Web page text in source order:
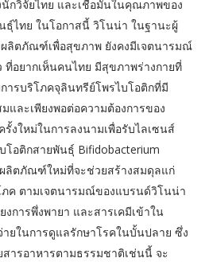
กวิจัยไทย และเชื่อมั่นในคุณภาพของ
ธุ์ไทย ในโอกาสนี้ วิโนน่า ในฐานะผู้
ลิตภัณฑ์เพื่อสุขภาพ ยังคงมีเจตนารมณ์
อยากเห็นคนไทย มีสุขภาพร่างกายที่
รบริโภคจุลินทรีย์โพรไบโอติกที่มี
ละเพียงพอต่อความต้องการของ
รั้งใหม่ในการลงนามเพื่อรับไลเซนส์
โอติกสายพันธุ์ Bifidobacterium
ลิตภัณฑ์ใหม่ที่จะช่วยสร้างสมดุลแก่
ค ตามเจตนารมณ์ของแบรนด์วิโนน่า
การพึ่งพายา และสารเคมีเข้าใน
ยในการดูแลรักษาโรคในบั้นปลาย ซึ่ง
ารอาหารตามธรรมชาติเช่นนี้ จะ